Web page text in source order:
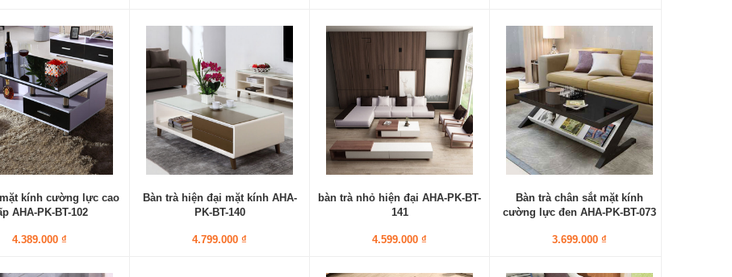
kính cường lực cao
AHA-PK-BT-102
4.389.000 ₫
Bàn trà hiện đại mặt kính AHA-
PK-BT-140
4.799.000 ₫
bàn trà nhỏ hiện đại AHA-PK-BT-
141
4.599.000 ₫
Bàn trà chân sắt mặt kính
cường lực đen AHA-PK-BT-073
3.699.000 ₫